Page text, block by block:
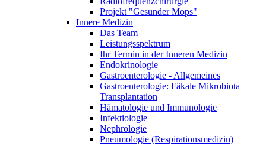
Projekt "Gesunder Mops"
Innere Medizin
Das Team
Leistungsspektrum
Ihr Termin in der Inneren Medizin
Endokrinologie
Gastroenterologie - Allgemeines
Gastroenterologie: Fäkale Mikrobiota
Transplantation
Hämatologie und Immunologie
Infektiologie
Nephrologie
Pneumologie (Respirationsmedizin)